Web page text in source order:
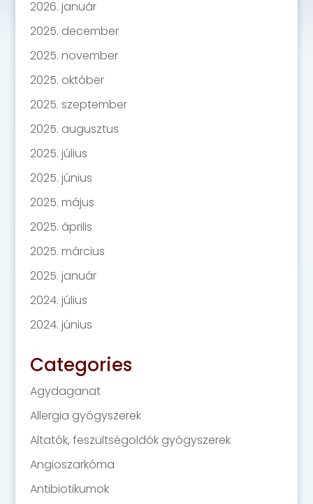
2026. január
2025. december
2025. november
2025. október
2025. szeptember
2025. augusztus
2025. július
2025. június
2025. május
2025. április
2025. március
2025. január
2024. július
2024. június
Categories
Agydaganat
Allergia gyógyszerek
Altatók, feszültségoldók gyógyszerek
Angioszarkóma
Antibiotikumok